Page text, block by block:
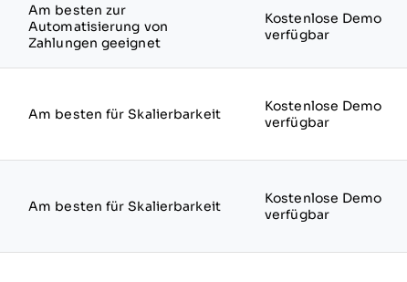
Am besten zur
Automatisierung von
Zahlungen geeignet
Kostenlose Demo
verfügbar
Am besten für Skalierbarkeit
Kostenlose Demo
verfügbar
Am besten für Skalierbarkeit
Kostenlose Demo
verfügbar